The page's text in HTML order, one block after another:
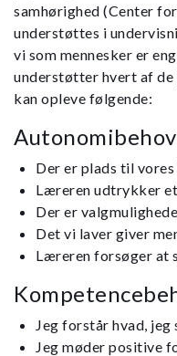
samhørighed (Center
understøttes i
vi som mennesker er
understøtter hvert af de
kan opleve følgende:
Der er plads til
Læreren udtrykker
Der er
Det vi laver giver
Læreren forsøger at
Jeg forstår hvad, jeg
Jeg møder positive